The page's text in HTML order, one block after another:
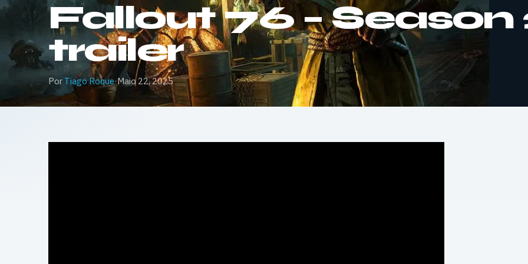
Fallout 76 – Season
trailer
Por Tiago Roque·Maio 22, 2025